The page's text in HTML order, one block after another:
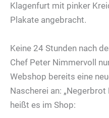
Klagenfurt mit pinker
Plakate angebracht.
Keine 24 Stunden nach
Chef Peter Nimmervoll
Webshop bereits eine
Nascherei an:
heißt es im Shop: